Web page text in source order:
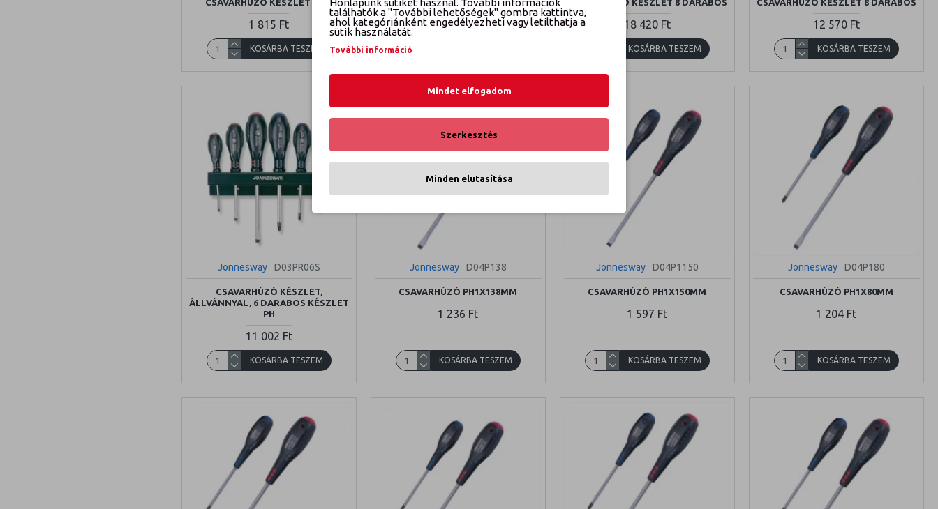
CSAVARHÚZÓ KÉSZLET 6IN1
1 815 Ft
KOSÁRBA TESZEM
CSAVARHÚZÓ KÉSZLET 7DB
9 900 Ft
CSAVARHÚZÓ KÉSZLET 8 DARABOS
18 420 Ft
KOSÁRBA TESZEM
CSAVARHÚZÓ KÉSZLET 8 DARABOS
12 570 Ft
KOSÁRBA TESZEM
Jonnesway D03PR06S
CSAVARHÚZÓ KÉSZLET,
ÁLLVÁNNYAL, 6 DARABOS KÉSZLET
PH
11 002 Ft
KOSÁRBA TESZEM
Jonnesway D04P138
CSAVARHÚZÓ PH1X138MM
1 236 Ft
KOSÁRBA TESZEM
Jonnesway D04P1150
CSAVARHÚZÓ PH1X150MM
1 597 Ft
KOSÁRBA TESZEM
Jonnesway D04P180
CSAVARHÚZÓ PH1X80MM
1 204 Ft
KOSÁRBA TESZEM
találhatók a "További lehetőségek" gombra kattintva,
ahol kategóriánként engedélyezheti vagy letilthatja a
sütik használatát.
További információ
Mindet elfogadom
Szerkesztés
Minden elutasítása